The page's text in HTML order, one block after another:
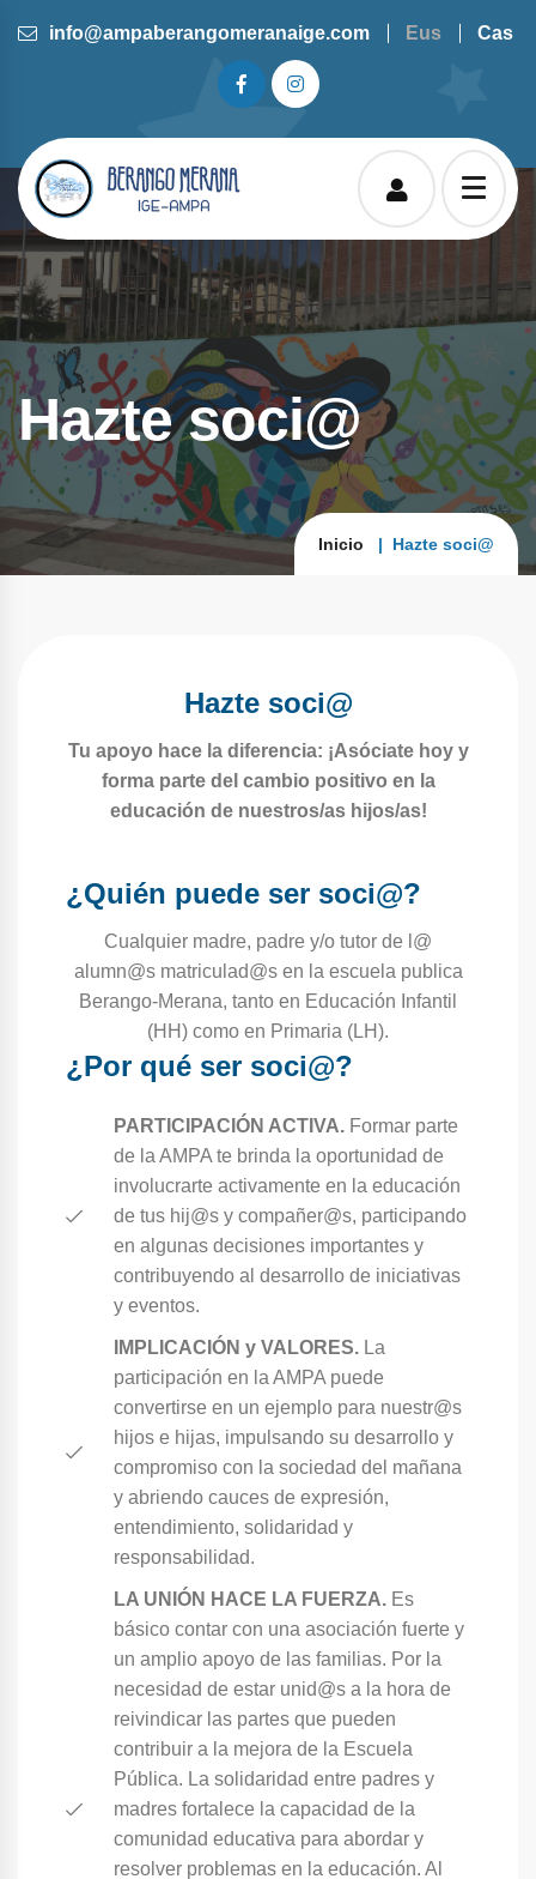
info@ampaberangomeranaige.com Eus Cas
Hazte soci@
Inicio Hazte soci@
Hazte soci@
Tu apoyo hace la diferencia: ¡Asóciate hoy y
forma parte del cambio positivo en la
educación de nuestros/as hijos/as!
¿Quién puede ser soci@?
Cualquier madre, padre y/o tutor de l@
alumn@s matriculad@s en la escuela publica
Berango-Merana, tanto en Educación Infantil
(HH) como en Primaria (LH).
¿Por qué ser soci@?
PARTICIPACIÓN ACTIVA. Formar parte
de la AMPA te brinda la oportunidad de
involucrarte activamente en la educación
de tus hij@s y compañer@s, participando
en algunas decisiones importantes y
contribuyendo al desarrollo de iniciativas
y eventos.
IMPLICACIÓN y VALORES. La
participación en la AMPA puede
convertirse en un ejemplo para nuestr@s
hijos e hijas, impulsando su desarrollo y
compromiso con la sociedad del mañana
y abriendo cauces de expresión,
entendimiento, solidaridad y
responsabilidad.
LA UNIÓN HACE LA FUERZA. Es
básico contar con una asociación fuerte y
un amplio apoyo de las familias. Por la
necesidad de estar unid@s a la hora de
reivindicar las partes que pueden
contribuir a la mejora de la Escuela
Pública. La solidaridad entre padres y
madres fortalece la capacidad de la
comunidad educativa para abordar y
resolver problemas en la educación. Al